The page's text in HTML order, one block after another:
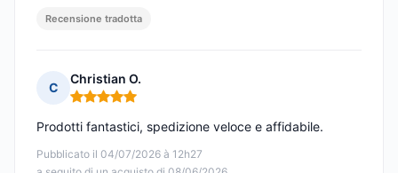
Recensione tradotta
C
Christian O.
Nota: 5 su 5
Pubblicato il 04/07/2026 à 12h27
Prodotti fantastici, spedizione veloce e affidabile.